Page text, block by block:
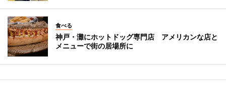
食べる
神戸・灘にホットドッグ専門店 アメリカンな店と
メニューで街の居場所に